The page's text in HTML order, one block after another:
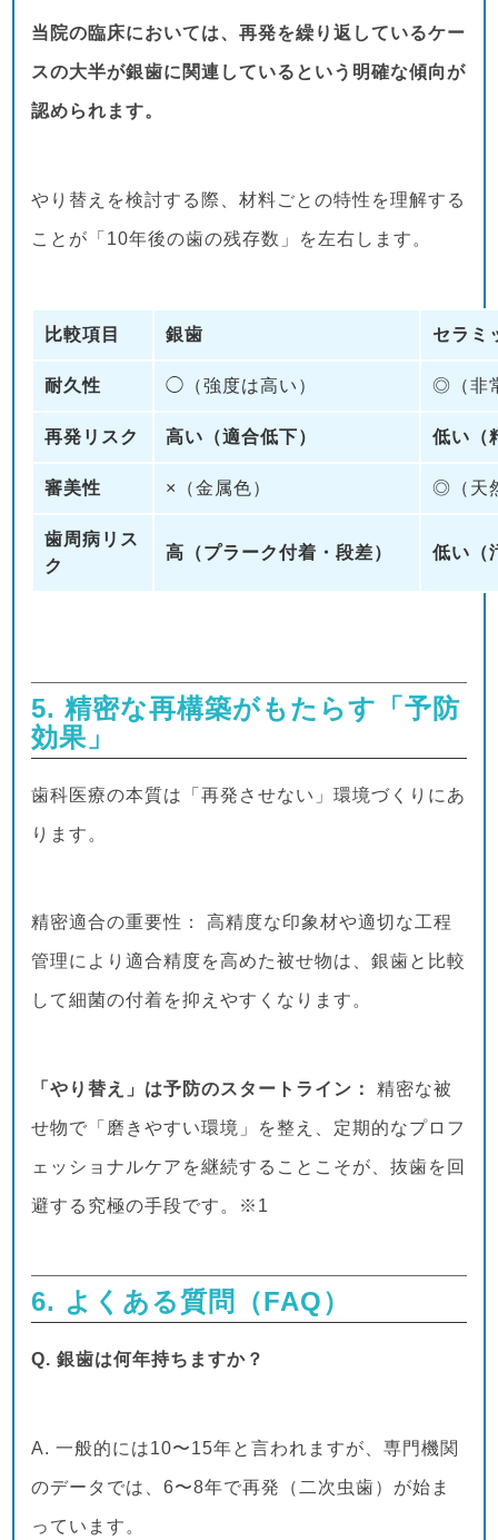
当院の臨床においては、再発を繰り返しているケー
スの大半が銀歯に関連しているという明確な傾向が
認められます。
やり替えを検討する際、材料ごとの特性を理解する
ことが「10年後の歯の残存数」を左右します。
比較項目 銀歯 セラミ
耐久性 ◯（強度は高い） ◎（非
再発リスク 高い（適合低下） 低い（
審美性 ×（金属色） ◎（天
歯周病リス
ク
高（プラーク付着・段差） 低い（
5. 精密な再構築がもたらす「予防
効果」
歯科医療の本質は「再発させない」環境づくりにあ
ります。
精密適合の重要性： 高精度な印象材や適切な工程
管理により適合精度を高めた被せ物は、銀歯と比較
して細菌の付着を抑えやすくなります。
「やり替え」は予防のスタートライン： 精密な被
せ物で「磨きやすい環境」を整え、定期的なプロフ
ェッショナルケアを継続することこそが、抜歯を回
避する究極の手段です。※1
6. よくある質問（FAQ）
Q. 銀歯は何年持ちますか？
A. 一般的には10〜15年と言われますが、専門機関
のデータでは、6〜8年で再発（二次虫歯）が始ま
っています。